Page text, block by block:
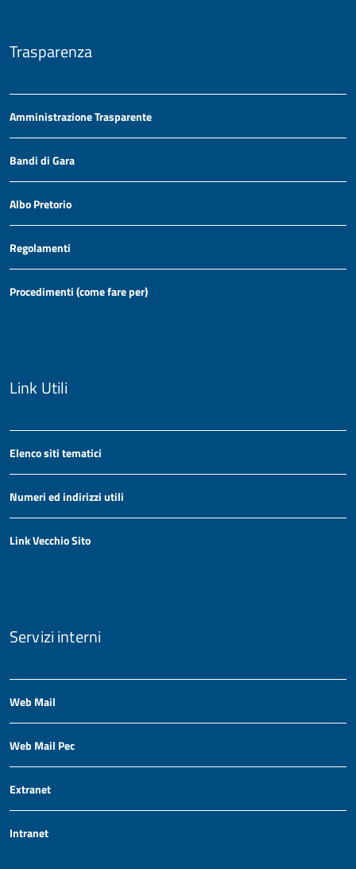
Trasparenza
Amministrazione Trasparente
Bandi di Gara
Albo Pretorio
Regolamenti
Procedimenti (come fare per)
Link Utili
Elenco siti tematici
Numeri ed indirizzi utili
Link Vecchio Sito
Servizi interni
Web Mail
Web Mail Pec
Extranet
Intranet